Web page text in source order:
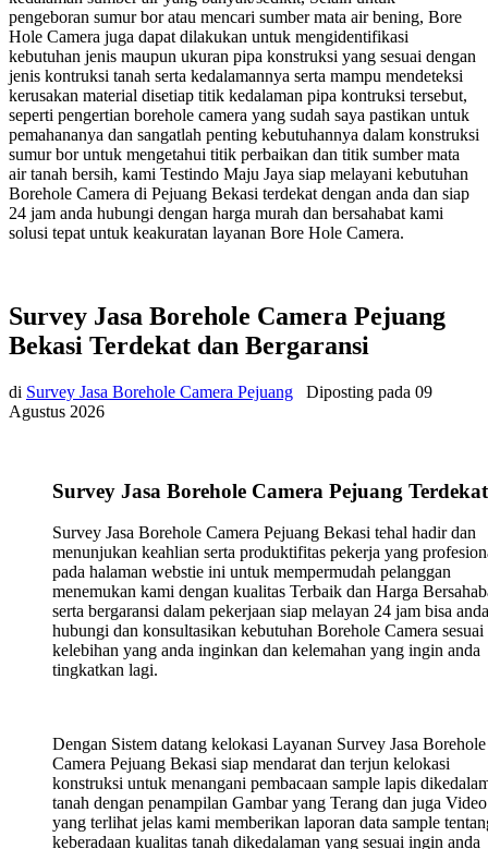
pengeboran sumur bor atau mencari sumber mata air bening, Bore
Hole Camera juga dapat dilakukan untuk mengidentifikasi
kebutuhan jenis maupun ukuran pipa konstruksi yang sesuai dengan
jenis kontruksi tanah serta kedalamannya serta mampu mendeteksi
kerusakan material disetiap titik kedalaman pipa kontruksi tersebut,
seperti pengertian borehole camera yang sudah saya pastikan untuk
pemahananya dan sangatlah penting kebutuhannya dalam konstruksi
sumur bor untuk mengetahui titik perbaikan dan titik sumber mata
air tanah bersih, kami Testindo Maju Jaya siap melayani kebutuhan
Borehole Camera di Pejuang Bekasi terdekat dengan anda dan siap
24 jam anda hubungi dengan harga murah dan bersahabat kami
solusi tepat untuk keakuratan layanan Bore Hole Camera.
Survey Jasa Borehole Camera Pejuang
Bekasi Terdekat dan Bergaransi
di Survey Jasa Borehole Camera Pejuang Diposting pada 09
Agustus 2026
Survey Jasa Borehole Camera Pejuang Terdekat
Survey Jasa Borehole Camera Pejuang Bekasi tehal hadir dan
menunjukan keahlian serta produktifitas pekerja yang
pada halaman webstie ini untuk mempermudah pelanggan
menemukan kami dengan kualitas Terbaik dan Harga
serta bergaransi dalam pekerjaan siap melayan 24 jam bisa anda
hubungi dan konsultasikan kebutuhan Borehole Camera sesuai
kelebihan yang anda inginkan dan kelemahan yang ingin anda
tingkatkan lagi.
Dengan Sistem datang kelokasi Layanan Survey Jasa Borehole
Camera Pejuang Bekasi siap mendarat dan terjun kelokasi
konstruksi untuk menangani pembacaan sample lapis
tanah dengan penampilan Gambar yang Terang dan juga Video
yang terlihat jelas kami memberikan laporan data sample
keberadaan kualitas tanah dikedalaman yang sesuai ingin anda